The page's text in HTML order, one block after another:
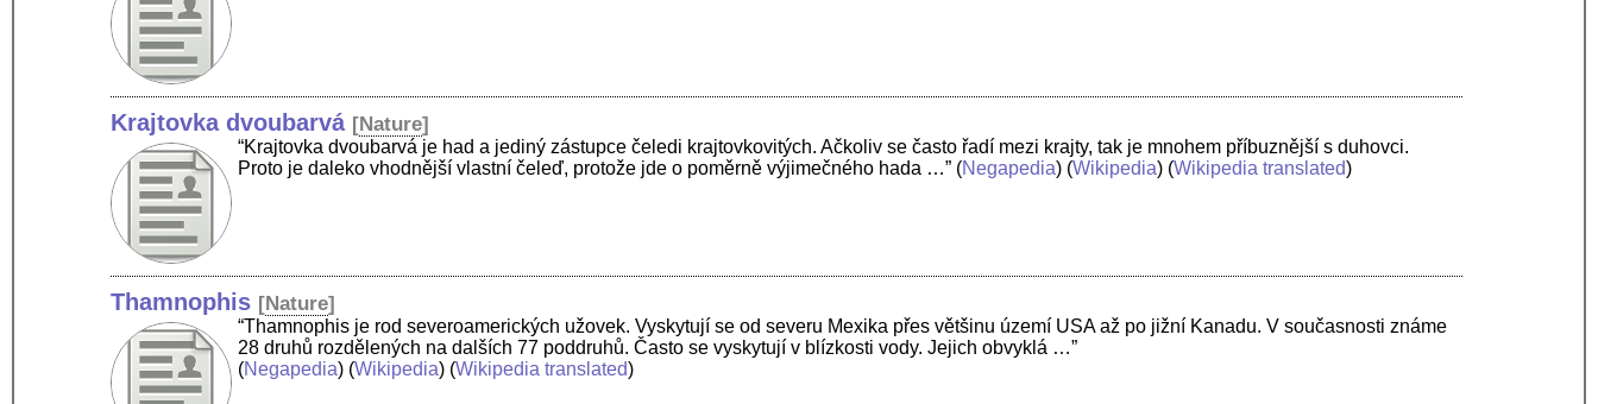
Krajtovka dvoubarvá [Nature]
“Krajtovka dvoubarvá je had a jediný zástupce čeledi krajtovkovitých. Ačkoliv se často řadí mezi krajty, tak je mnohem příbuznější s duhovci.
Proto je daleko vhodnější vlastní čeleď, protože jde o poměrně výjimečného hada …” (Negapedia) (Wikipedia) (Wikipedia translated)
Thamnophis [Nature]
“Thamnophis je rod severoamerických užovek. Vyskytují se od severu Mexika přes většinu území USA až po jižní Kanadu. V současnosti známe
28 druhů rozdělených na dalších 77 poddruhů. Často se vyskytují v blízkosti vody. Jejich obvyklá …”
(Negapedia) (Wikipedia) (Wikipedia translated)